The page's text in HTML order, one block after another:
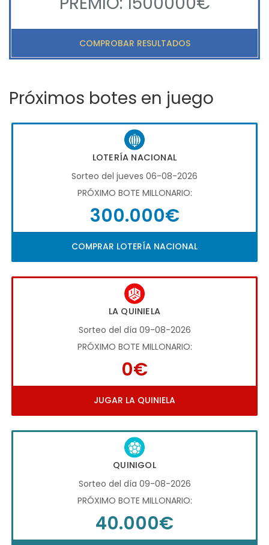
COMPROBAR RESULTADOS
Próximos botes en juego
LOTERÍA NACIONAL
Sorteo del jueves 06-08-2026
PRÓXIMO BOTE MILLONARIO:
300.000€
COMPRAR LOTERÍA NACIONAL
LA QUINIELA
Sorteo del día 09-08-2026
PRÓXIMO BOTE MILLONARIO:
0€
JUGAR LA QUINIELA
QUINIGOL
Sorteo del día 09-08-2026
PRÓXIMO BOTE MILLONARIO:
40.000€